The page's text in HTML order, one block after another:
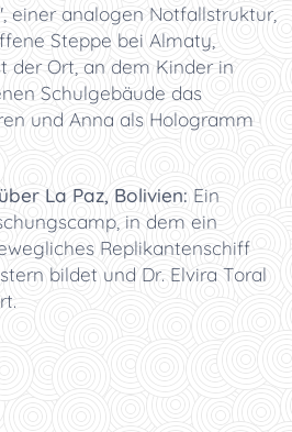
einer analogen Notfallstruktur,
Steppe bei Almaty,
der Ort, an dem Kinder in
Schulgebäude das
und Anna als Hologramm
La Paz, Bolivien: Ein
in dem ein
Replikantenschiff
bildet und Dr. Elvira Toral